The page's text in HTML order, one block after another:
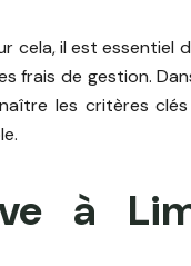
cela, il est essentiel
frais de gestion.
les critères
à